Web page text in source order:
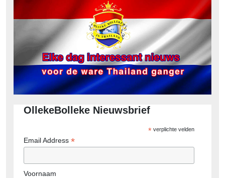
OllekeBolleke Nieuwsbrief
*verplichte velden
Email Address *
Voornaam